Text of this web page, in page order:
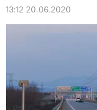
13:12 20.06.2020